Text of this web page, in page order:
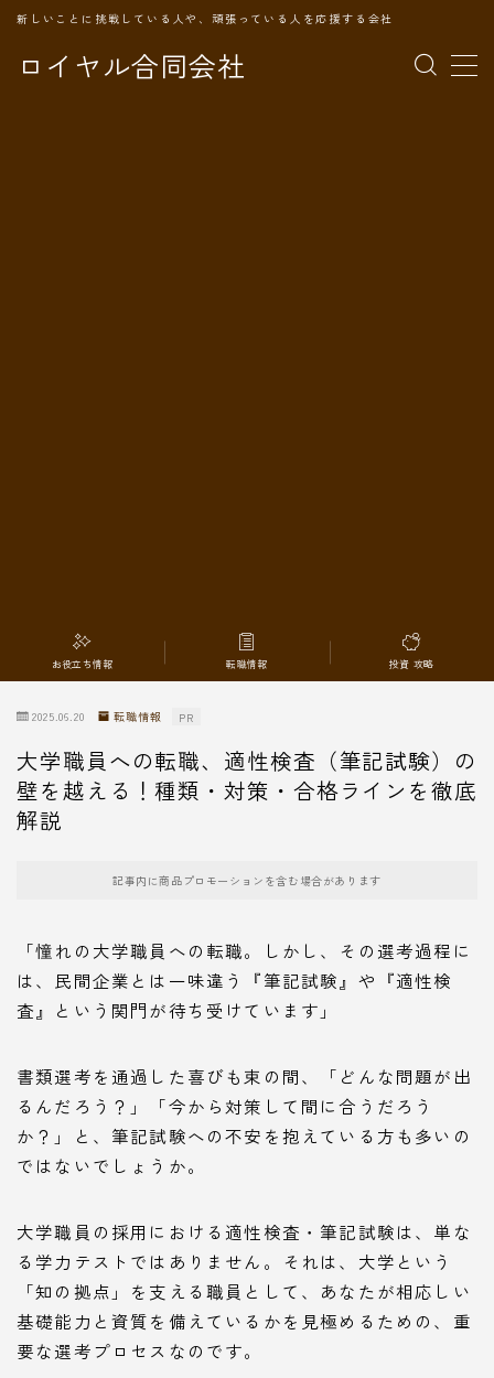
ロイヤル合同会社
新しいことに挑戦している人や、頑張っている人を応援する会社
MENU
お役立ち情報 転職情報 投資 攻略
2025.06.20 転職情報 PR
大学職員への転職、適性検査（筆記試験）の
壁を越える！種類・対策・合格ラインを徹底
解説
記事内に商品プロモーションを含む場合があります
「憧れの大学職員への転職。しかし、その選考過程に
は、民間企業とは一味違う『筆記試験』や『適性検
査』という関門が待ち受けています」
書類選考を通過した喜びも束の間、「どんな問題が出
るんだろう？」「今から対策して間に合うだろう
か？」と、筆記試験への不安を抱えている方も多いの
ではないでしょうか。
大学職員の採用における適性検査・筆記試験は、単な
る学力テストではありません。それは、大学という
「知の拠点」を支える職員として、あなたが相応しい
基礎能力と資質を備えているかを見極めるための、重
要な選考プロセスなのです。